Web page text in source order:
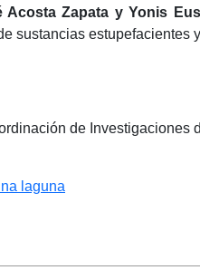
Acosta Zapata y Yonis
sustancias estupefacientes
de Investigaciones
laguna